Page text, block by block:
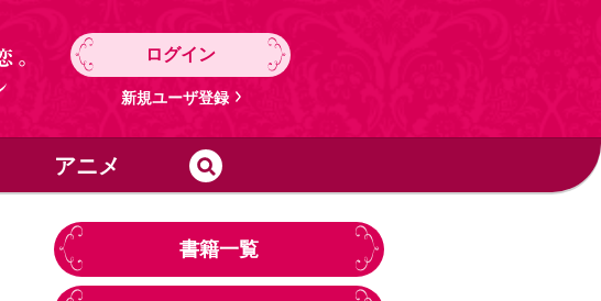
ログイン
新規ユーザ登録
アニメ
書籍一覧